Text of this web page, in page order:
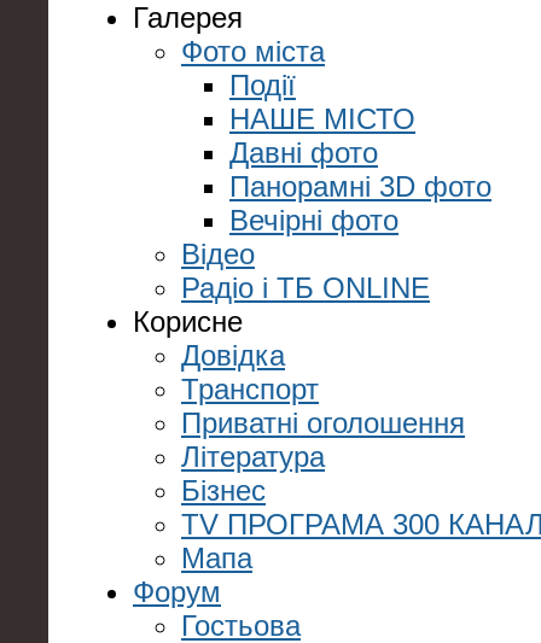
Галерея
Фото міста
Події
НАШЕ МІСТО
Давні фото
Панорамні 3D фото
Вечірні фото
Відео
Радіо і ТБ ONLINE
Корисне
Довідка
Транспорт
Приватні оголошення
Література
Бізнес
TV ПРОГРАМА 300
Мапа
Форум
Гостьова